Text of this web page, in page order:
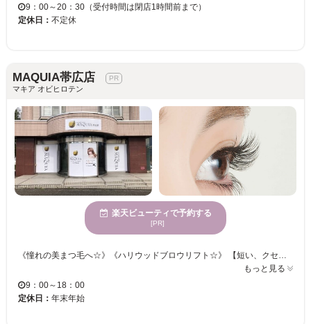
9：00～20：30（受付時間は閉店1時間前まで）
定休日： 不定休
MAQUIA帯広店
マキア オビヒロテン
楽天ビューティで予約する
[PR]
《憧れの美まつ毛へ☆》《ハリウッドブロウリフト☆》 【短い、クセがある、下向きなど、ボリュームがない・・・様々なまつ毛のお悩みをお聞かせください！！】 瞳の魅力をもっと引き出すお手伝いをしてくれる！まつ毛を労りながら施術いたします！ まつエクはもちろん、まつ毛パーマやハリウッドブロウリフトなど種類豊富にメニューをご用意♪ アナタのなりたい目元をお聞かせください！当サロンのアイリストが叶えます☆彡
もっと見る
9：00～18：00
定休日： 年末年始